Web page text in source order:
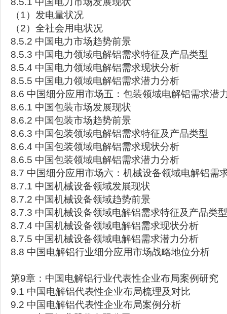
（1）发电量状况
（2）全社会用电状况
8.5.2 中国电力市场趋势前景
8.5.3 中国电力领域电解铝需求特征及产品类型
8.5.4 中国电力领域电解铝需求现状分析
8.5.5 中国电力领域电解铝需求潜力分析
8.6 中国细分应用市场五：包装领域电解铝需求潜
8.6.1 中国包装市场发展现状
8.6.2 中国包装市场趋势前景
8.6.3 中国包装领域电解铝需求特征及产品类型
8.6.4 中国包装领域电解铝需求现状分析
8.6.5 中国包装领域电解铝需求潜力分析
8.7 中国细分应用市场六：机械设备领域电解铝需
8.7.1 中国机械设备领域发展现状
8.7.2 中国机械设备领域趋势前景
8.7.3 中国机械设备领域电解铝需求特征及产品类型
8.7.4 中国机械设备领域电解铝需求现状分析
8.7.5 中国机械设备领域电解铝需求潜力分析
8.8 中国电解铝行业细分应用市场战略地位分析
第9章：中国电解铝行业代表性企业布局案例研究
9.1 中国电解铝代表性企业布局梳理及对比
9.2 中国电解铝代表性企业布局案例分析